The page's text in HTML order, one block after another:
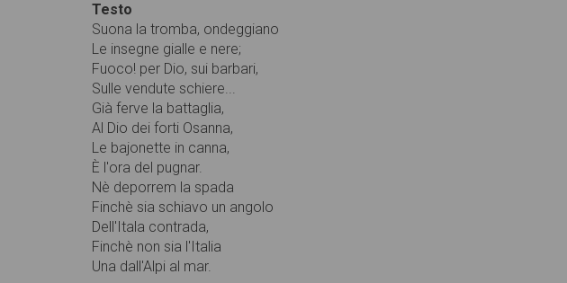
Testo
Suona la tromba, ondeggiano
Le insegne gialle e nere;
Fuoco! per Dio, sui barbari,
Sulle vendute schiere...
Già ferve la battaglia,
Al Dio dei forti Osanna,
Le bajonette in canna,
È l'ora del pugnar.
Nè deporrem la spada
Finchè sia schiavo un angolo
Dell'Itala contrada,
Finchè non sia l'Italia
Una dall'Alpi al mar.